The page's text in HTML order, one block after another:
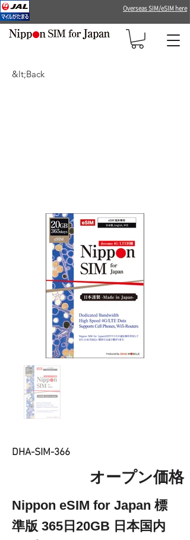
Overseas SIM/eSIM here
&lt;Back
DHA-SIM-366
オープン価格
Nippon eSIM for Japan 標
準版 365日20GB 日本国内